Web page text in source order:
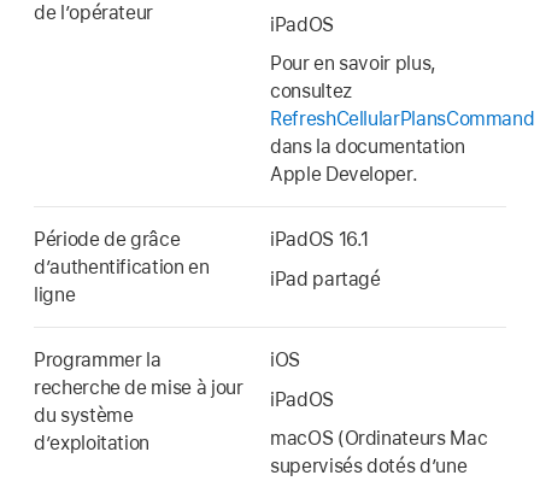
de lʼopérateur
iPadOS
Pour en savoir plus,
consultez
RefreshCellularPlansCommand
dans la documentation
Apple Developer.
Période de grâce
dʼauthentification en
ligne
iPadOS 16.1
iPad partagé
Programmer la
recherche de mise à jour
du système
d’exploitation
iOS
iPadOS
macOS (Ordinateurs Mac
supervisés dotés dʼune